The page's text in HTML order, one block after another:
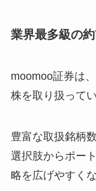
業界最多級の
moomoo証券は
株を取り扱ってい
豊富な取扱銘柄
選択肢からポー
略を広げやすく